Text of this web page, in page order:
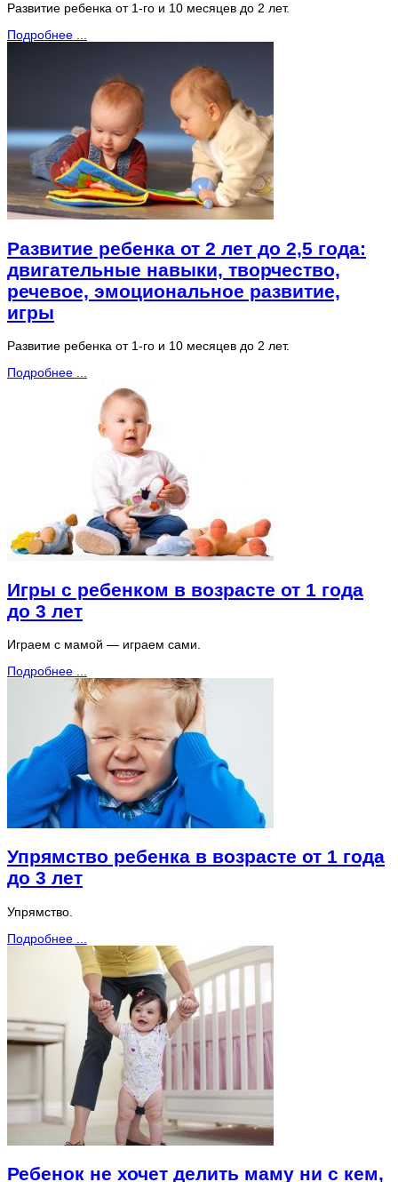
Развитие ребенка от 1-го и 10 месяцев до 2 лет.
Подробнее ...
Развитие ребенка от 2 лет до 2,5 года:
двигательные навыки, творчество,
речевое, эмоциональное развитие,
игры
Развитие ребенка от 1-го и 10 месяцев до 2 лет.
Подробнее ...
Игры с ребенком в возрасте от 1 года
до 3 лет
Играем с мамой — играем сами.
Подробнее ...
Упрямство ребенка в возрасте от 1 года
до 3 лет
Упрямство.
Подробнее ...
Ребенок не хочет делить маму ни с кем,